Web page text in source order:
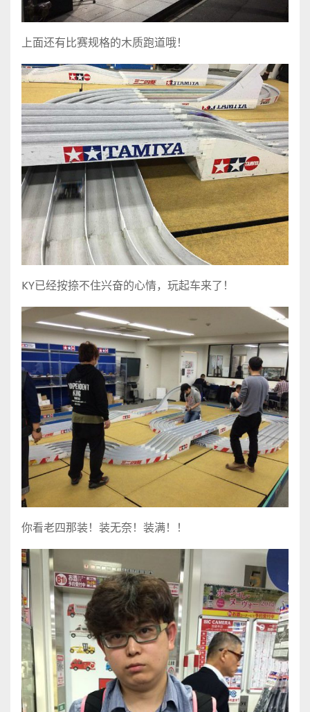
上面还有比赛规格的木质跑道哦！
KY已经按捺不住兴奋的心情，玩起车来了！
你看老四那装！装无奈！装满！！